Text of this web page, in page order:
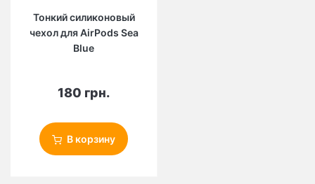
Тонкий силиконовый
чехол для AirPods Sea
Blue
180 грн.
В корзину